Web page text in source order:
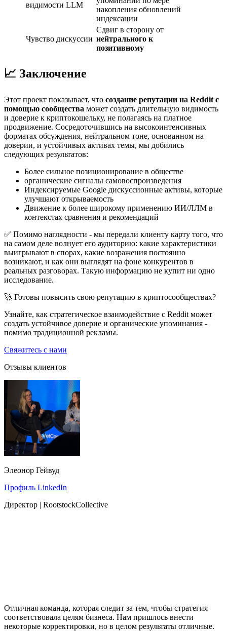
видимости LLM
накопления обновлений
индексации
Чувство дискуссии
Сдвиг в сторону от
нейтрального к
позитивному
📈 Заключение
Этот проект показывает, что создание репутации на Reddit с
помощью сообщества может создать длительную видимость
и доверие к криптокошельку, не полагаясь на платное
продвижение. Сосредоточившись на высокоинтенсивных
форматах обсуждения, нейтральном тоне, основанном на
доверии, и устойчивых активах темы, мы добились
следующих результатов:
Более сильное позиционирование в обществе
органические сигналы самовоспроизведения
Индексируемые Google дискуссионные активы, которые
улучшают открываемость
Движение к более широкому применению ИИ/ЛЛМ в
контекстах сравнения и рекомендаций
✅ Помимо наглядности - мы передали клиенту карту того, что
на самом деле волнует его аудиторию: какие характеристики
выигрывают в спорах, какие возражения постоянно
возникают, и как они выглядят на фоне конкурентов в
реальных разговорах. Такую информацию не купит ни одно
исследование.
🚀 Готовы повысить свою репутацию в криптосообществах?
Узнайте, как стратегическое взаимодействие с Reddit может
создать устойчивое доверие и органические упоминания -
помимо традиционной рекламы.
Свяжитесь с нами
Отзывы клиентов
Элеонор Гейвуд
Профиль LinkedIn
Директор | RootstockCollective
Отличная команда, которая следит за тем, чтобы стратегия
соответствовала целям бизнеса. Нам пришлось внести
некоторые корректировки, но в целом результаты отличные.